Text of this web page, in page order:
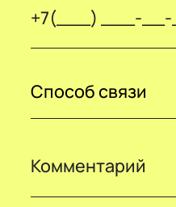
Способ связи